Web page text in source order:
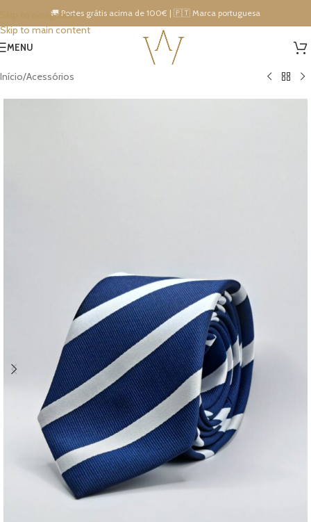
Skip to navigation
Skip to main content
🚚 Portes grátis acima de 100€ | 🇵🇹 Marca portuguesa
MENU
Início/Acessórios
15% DESCONTO IMEDIATO NA PRÓXIMA COMPRA!